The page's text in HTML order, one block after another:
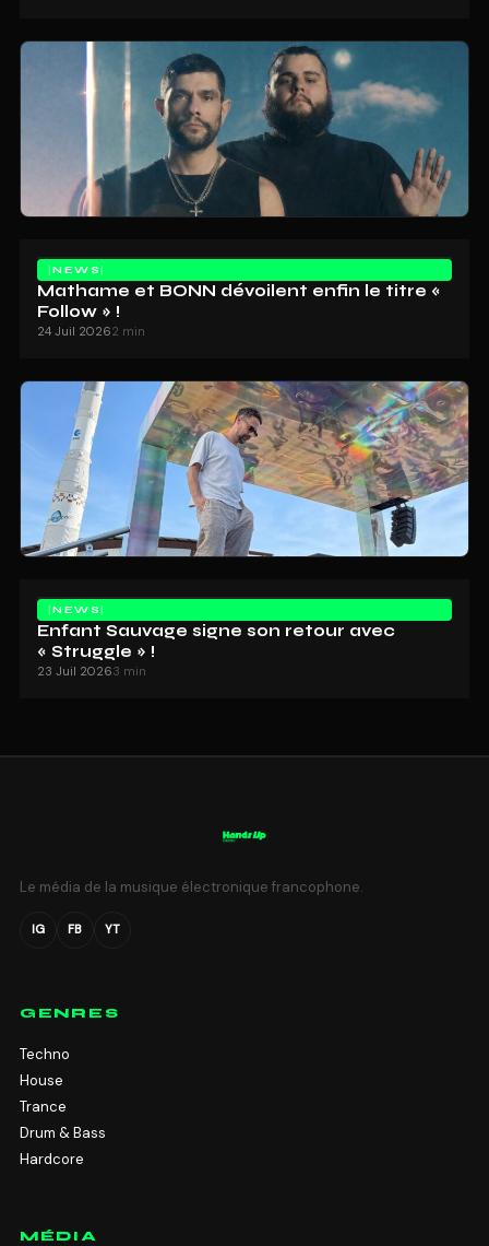
NEWS
Mathame et BONN dévoilent enfin le titre «
Follow » !
24 Juil 20262 min
NEWS
Enfant Sauvage signe son retour avec
« Struggle » !
23 Juil 20263 min
Le média de la musique électronique francophone.
IG FB YT
GENRES
Techno
House
Trance
Drum & Bass
Hardcore
MÉDIA